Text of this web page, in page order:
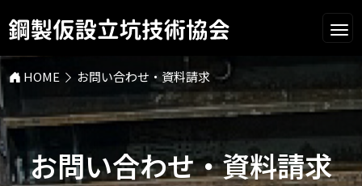
HOME お問い合わせ・資料請求
お問い合わせ・資料請求